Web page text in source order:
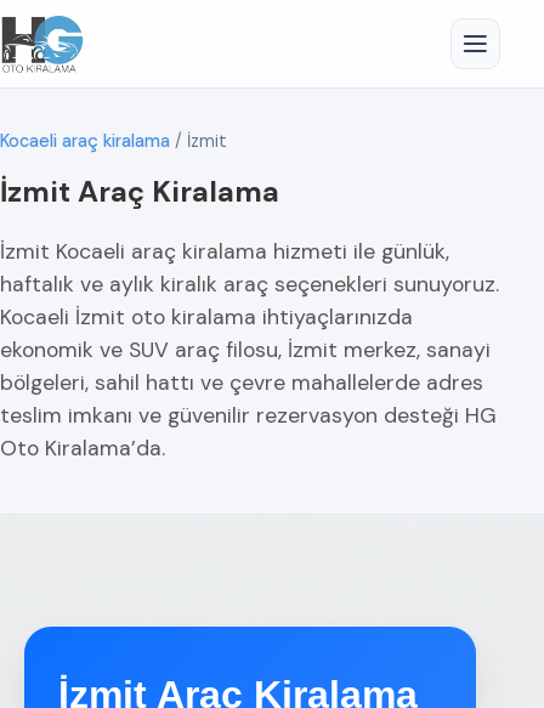
Kocaeli araç kiralama / İzmit
İzmit Araç Kiralama
İzmit Kocaeli araç kiralama hizmeti ile günlük,
haftalık ve aylık kiralık araç seçenekleri sunuyoruz.
Kocaeli İzmit oto kiralama ihtiyaçlarınızda
ekonomik ve SUV araç filosu, İzmit merkez, sanayi
bölgeleri, sahil hattı ve çevre mahallelerde adres
teslim imkanı ve güvenilir rezervasyon desteği HG
Oto Kiralama’da.
İzmit Araç Kiralama